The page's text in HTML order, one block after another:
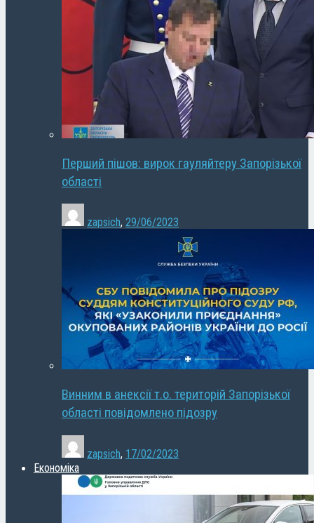
Перший пішов: вирок гауляйтеру Запорізької
області
zapsich, 29/06/2023
Винним в анексії т.о. територій Запорізької
області повідомлено підозру
zapsich, 17/02/2023
Економіка